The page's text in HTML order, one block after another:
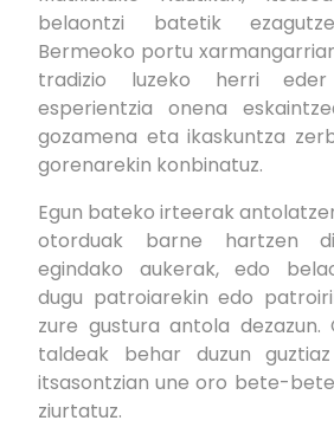
belaontzi batetik
Bermeoko portu
tradizio luzeko herri
esperientzia onena
gozamena eta ikaskuntza
gorenarekin konbinatuz.
Egun bateko irteerak
otorduak barne hartzen
egindako aukerak, edo
dugu patroiarekin edo
zure gustura antola dezazun.
taldeak behar duzun
itsasontzian une oro bete-
ziurtatuz.